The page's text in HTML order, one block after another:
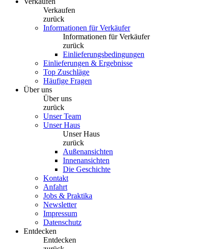
Verkaufen
zurück
Informationen für Verkäufer
Informationen für Verkäufer
zurück
Einlieferungsbedingungen
Einlieferungen & Ergebnisse
Top Zuschläge
Häufige Fragen
Über uns
Über uns
zurück
Unser Team
Unser Haus
Unser Haus
zurück
Außenansichten
Innenansichten
Die Geschichte
Kontakt
Anfahrt
Jobs & Praktika
Newsletter
Impressum
Datenschutz
Entdecken
Entdecken